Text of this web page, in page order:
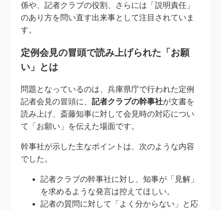
係や、記者クラブの役割、さらには「説明責任」
のあり方を問い直す出来事として注目されていま
す。
定例会見の冒頭で読み上げられた「お願
い」とは
問題となっているのは、兵庫県庁で行われた定例
記者会見の冒頭に、記者クラブの幹事社が文書を
読み上げ、斎藤知事に対して会見時の対応につい
て「お願い」を伝えた場面です。
幹事社が示した主なポイントは、次のような内容
でした。
記者クラブの幹事社に対し、知事が「見解」
を求めるような発言は控えてほしい。
記者の質問に対して「よく分からない」と応